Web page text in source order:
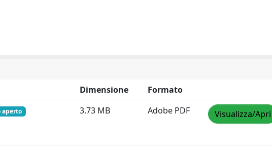
Dimensione
Formato
aperto 3.73 MB Adobe PDF Visualizza/Apri